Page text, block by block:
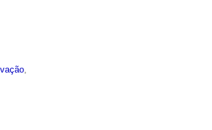
,